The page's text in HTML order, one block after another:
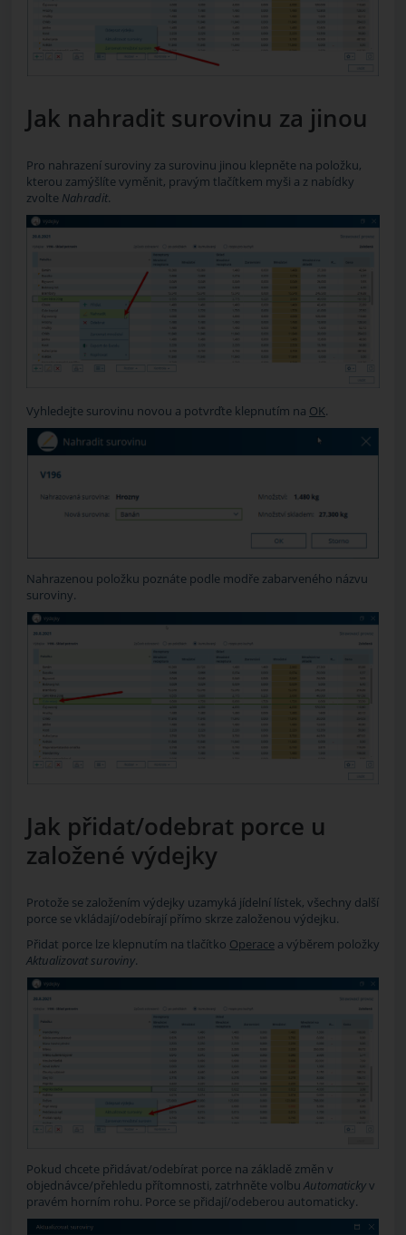
Jak nahradit surovinu za jinou
Pro nahrazení suroviny za surovinu jinou klepněte na položku,
kterou zamýšlíte vyměnit, pravým tlačítkem myši a z nabídky
zvolte Nahradit.
Vyhledejte surovinu novou a potvrďte klepnutím na OK.
Nahrazenou položku poznáte podle modře zabarveného názvu
suroviny.
Jak přidat/odebrat porce u
založené výdejky
Protože se založením výdejky uzamyká jídelní lístek, všechny další
porce se vkládají/odebírají přímo skrze založenou výdejku.
Přidat porce lze klepnutím na tlačítko Operace a výběrem položky
Aktualizovat suroviny.
Pokud chcete přidávat/odebírat porce na základě změn v
objednávce/přehledu přítomnosti, zatrhněte volbu Automatickyv
pravém horním rohu. Porce se přidají/odeberou automaticky.